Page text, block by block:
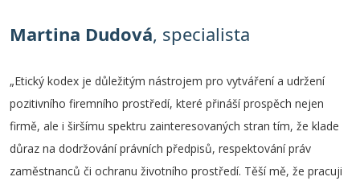
Martina Dudová, specialista
„Etický kodex je důležitým nástrojem pro vytváření a udržení
pozitivního firemního prostředí, které přináší prospěch nejen
firmě, ale i širšímu spektru zainteresovaných stran tím, že klade
důraz na dodržování právních předpisů, respektování práv
zaměstnanců či ochranu životního prostředí. Těší mě, že pracuji